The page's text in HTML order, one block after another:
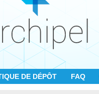
DE DÉPÔT FAQ